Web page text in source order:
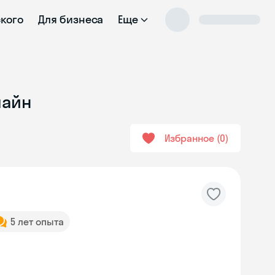
Для бизнеса Еще
Избранное 0
5 лет опыта